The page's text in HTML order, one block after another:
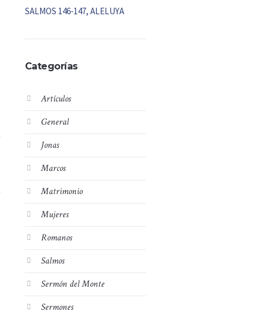
SALMOS 146-147, ALELUYA
Categorías
Artículos
General
Jonas
Marcos
Matrimonio
Mujeres
Romanos
Salmos
Sermón del Monte
Sermones